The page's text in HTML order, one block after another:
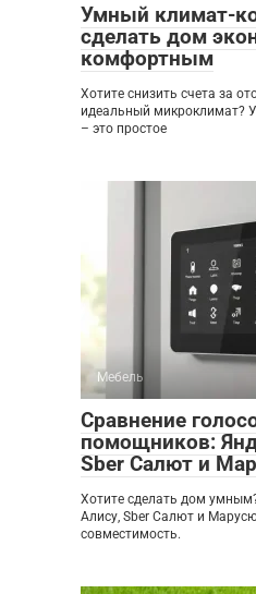
Умный климат-
сделать дом
комфортным
Хотите снизить счета за
идеальный микроклимат?
– это простое
Мебель
Сравнение
помощников:
Sber Салют и
Хотите сделать дом
Алису, Sber Салют и
совместимость.